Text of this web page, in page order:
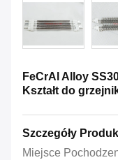
FeCrAl Alloy
Kształt do
Szczegóły
Miejsce